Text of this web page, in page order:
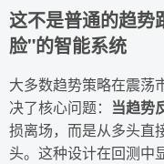
这不是普通的趋
脸"的智能系统
大多数趋势策略在震荡
决了核心问题： 当趋势
损离场，而是从多头直
头。这种设计在回测中